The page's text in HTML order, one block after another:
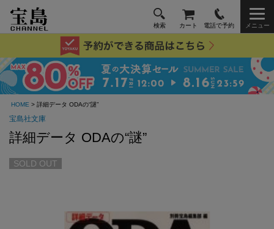
検索 カート 電話で予約 メニュー
HOME > 詳細データ ODAの“謎”
宝島社文庫
詳細データ ODAの“謎”
SOLD OUT